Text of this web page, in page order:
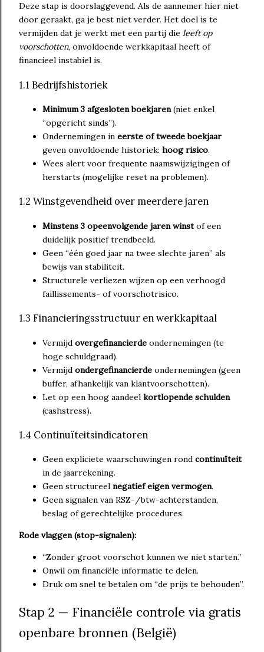
Deze stap is doorslaggevend. Als de aannemer hier niet
door geraakt, ga je best niet verder. Het doel is te
vermijden dat je werkt met een partij die leeft op
voorschotten, onvoldoende werkkapitaal heeft of
financieel instabiel is.
1.1 Bedrijfshistoriek
Minimum 3 afgesloten boekjaren(niet enkel
“opgericht sinds”).
Ondernemingen in eerste of tweede boekjaar
geven onvoldoende historiek: hoog risico.
Wees alert voor frequente naamswijzigingen of
herstarts (mogelijke reset na problemen).
1.2 Winstgevendheid over meerdere jaren
Minstens 3 opeenvolgende jaren winstof een
duidelijk positief trendbeeld.
Geen “één goed jaar na twee slechte jaren” als
bewijs van stabiliteit.
Structurele verliezen wijzen op een verhoogd
faillissements- of voorschotrisico.
1.3 Financieringsstructuur en werkkapitaal
Vermijd overgefinancierde ondernemingen (te
hoge schuldgraad).
Vermijd ondergefinancierde ondernemingen (geen
buffer, afhankelijk van klantvoorschotten).
Let op een hoog aandeel kortlopende schulden
(cashstress).
1.4 Continuïteitsindicatoren
Geen expliciete waarschuwingen rond continuïteit
in de jaarrekening.
Geen structureel negatief eigen vermogen.
Geen signalen van RSZ-/btw-achterstanden,
beslag of gerechtelijke procedures.
Rode vlaggen (stop-signalen):
“Zonder groot voorschot kunnen we niet starten.”
Onwil om financiële informatie te delen.
Druk om snel te betalen om “de prijs te behouden”.
Stap 2 — Financiële controle via gratis
openbare bronnen (België)